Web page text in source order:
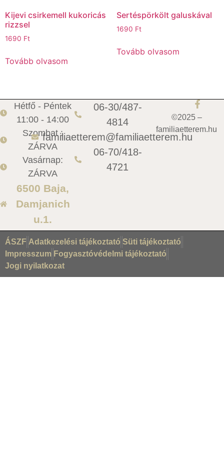
Kijevi csirkemell kukoricás
rizzsel
1690 Ft
Tovább olvasom
Sertéspörkölt galuskával
1690 Ft
Tovább olvasom
Hétfő - Péntek
11:00 - 14:00
Szombat :
ZÁRVA
Vasárnap:
ZÁRVA
6500 Baja,
Damjanich
u.1.
06-30/487-
4814
familiaetterem@familiaetterem.hu
06-70/418-
4721
©2025 –
familiaetterem.hu
ÁSZF Adatkezelési tájékoztató Süti tájékoztató
Impresszum Fogyasztóvédelmi tájékoztató
Jogi nyilatkozat